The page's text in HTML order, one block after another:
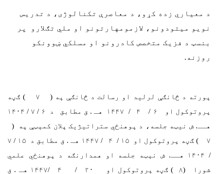
د معیاري زده کړو، د معاصرې تکنالوژی، د تدریس
نویو میتودونو، لازمومهارتونو او ملي تګلارو پر
بنسټ د فزیک متخصص کادرونو او مسلکي ښوونکو
روزنه.
پورته د څانګې لرلید او رسالت د څانګې په ( ۷ ) ګڼه
پروتوکول او ۶ / ۴ / ۱۴۴۷ هـ . ق مطابق د ۶ / ۷ / ۱۴۰۴
هــ. ش نيټه جلسه، د پوهنځي ستراتیژیک پلان کمېټې په (
۷ ) ګڼه پروتوکول او ۱۵ / ۴ / ۱۴۴۷ هـ . ق مطابق د ۱۵ / ۷
/ ۱۴۰۴ هــ. ش نېټه جلسه او همدارنګه د پوهنځي علمي
شورا (۸ ) ګڼه پروتوکول او ۲۰ / ۴ /۱۴۴۷ هـ . ق